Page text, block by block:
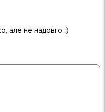
але не надовго :)